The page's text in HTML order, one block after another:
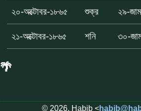
২০-অক্টোবর-১৮৬৫ শুক্র ২৯-
২১-অক্টোবর-১৮৬৫ শনি ৩০-
🌴
© 2026, Habib <